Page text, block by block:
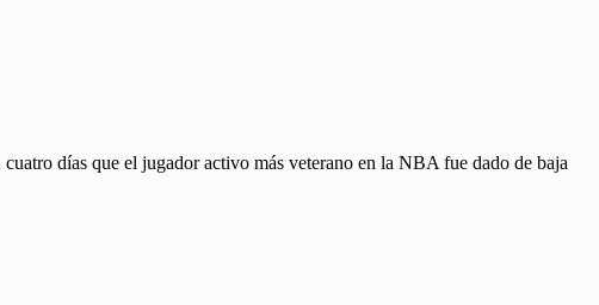
días que el jugador activo más veterano en la NBA fue dado de baja